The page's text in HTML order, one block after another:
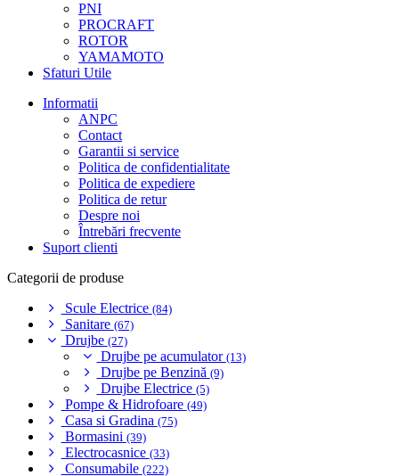
PNI
PROCRAFT
ROTOR
YAMAMOTO
Sfaturi Utile
Informatii
ANPC
Contact
Garantii si service
Politica de confidentialitate
Politica de expediere
Politica de retur
Despre noi
Întrebări frecvente
Suport clienti
Categorii de produse
Scule Electrice (84)
Sanitare (67)
Drujbe (27)
Drujbe pe acumulator (13)
Drujbe pe Benzină (9)
Drujbe Electrice (5)
Pompe & Hidrofoare (49)
Casa si Gradina (75)
Bormasini (39)
Electrocasnice (33)
Consumabile (222)